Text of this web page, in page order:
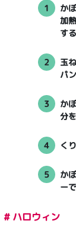
1
か
加
す
2
玉
パ
3
か
分
4 く
5
か
ー
# ハロウィン